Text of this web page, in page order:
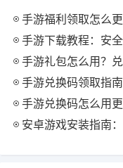
手游福利领取怎么
手游下载教程：安
手游礼包怎么用？
手游兑换码领取指
手游兑换码怎么用
安卓游戏安装指南